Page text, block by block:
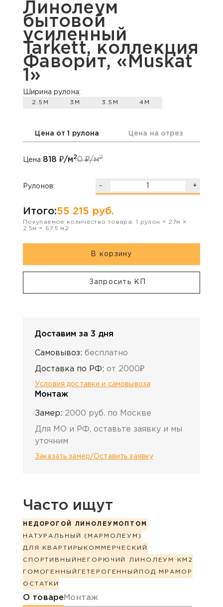
Линолеум
бытовой
усиленный
Tarkett, коллекция
Фаворит, «Muskat
1»
Ширина рулона:
2.5М 3М 3.5М 4М
Цена от 1 рулона Цена на отрез
Цена:818 ₽/м20₽/м2
Рулонов: - +
Итого:55 215 руб.
Покупаемое количество товара: 1 рулон = 27м ×
2.5м = 67.5 м2
В корзину
Запросить КП
Доставим за 3 дня
Самовывоз: бесплатно
Доставка по РФ: от 2000₽
Условия доставки и самовывоза
Монтаж
Замер: 2000 руб. по Москве
Для МО и РФ, оставьте заявку и мы
уточним
Заказать замер/Оставить заявку
Часто ищут
НЕДОРОГОЙ ЛИНОЛЕУМ ОПТОМ
НАТУРАЛЬНЫЙ (МАРМОЛЕУМ)
ДЛЯ КВАРТИРЫ КОММЕРЧЕСКИЙ
СПОРТИВНЫЙ НЕГОРЮЧИЙ ЛИНОЛЕУМ КМ2
ГОМОГЕННЫЙ ГЕТЕРОГЕННЫЙ ПОД МРАМОР
ОСТАТКИ
Информация о товаре
О товаре Монтаж